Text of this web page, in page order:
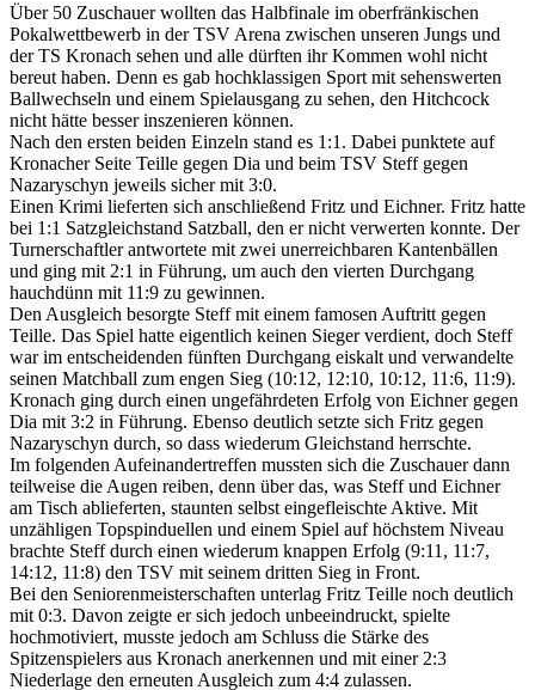
Über 50 Zuschauer wollten das Halbfinale im oberfränkischen
Pokalwettbewerb in der TSV Arena zwischen unseren Jungs und
der TS Kronach sehen und alle dürften ihr Kommen wohl nicht
bereut haben. Denn es gab hochklassigen Sport mit sehenswerten
Ballwechseln und einem Spielausgang zu sehen, den Hitchcock
nicht hätte besser inszenieren können.
Nach den ersten beiden Einzeln stand es 1:1. Dabei punktete auf
Kronacher Seite Teille gegen Dia und beim TSV Steff gegen
Nazaryschyn jeweils sicher mit 3:0.
Einen Krimi lieferten sich anschließend Fritz und Eichner. Fritz hatte
bei 1:1 Satzgleichstand Satzball, den er nicht verwerten konnte. Der
Turnerschaftler antwortete mit zwei unerreichbaren Kantenbällen
und ging mit 2:1 in Führung, um auch den vierten Durchgang
hauchdünn mit 11:9 zu gewinnen.
Den Ausgleich besorgte Steff mit einem famosen Auftritt gegen
Teille. Das Spiel hatte eigentlich keinen Sieger verdient, doch Steff
war im entscheidenden fünften Durchgang eiskalt und verwandelte
seinen Matchball zum engen Sieg (10:12, 12:10, 10:12, 11:6, 11:9).
Kronach ging durch einen ungefährdeten Erfolg von Eichner gegen
Dia mit 3:2 in Führung. Ebenso deutlich setzte sich Fritz gegen
Nazaryschyn durch, so dass wiederum Gleichstand herrschte.
Im folgenden Aufeinandertreffen mussten sich die Zuschauer dann
teilweise die Augen reiben, denn über das, was Steff und Eichner
am Tisch ablieferten, staunten selbst eingefleischte Aktive. Mit
unzähligen Topspinduellen und einem Spiel auf höchstem Niveau
brachte Steff durch einen wiederum knappen Erfolg (9:11, 11:7,
14:12, 11:8) den TSV mit seinem dritten Sieg in Front.
Bei den Seniorenmeisterschaften unterlag Fritz Teille noch deutlich
mit 0:3. Davon zeigte er sich jedoch unbeeindruckt, spielte
hochmotiviert, musste jedoch am Schluss die Stärke des
Spitzenspielers aus Kronach anerkennen und mit einer 2:3
Niederlage den erneuten Ausgleich zum 4:4 zulassen.